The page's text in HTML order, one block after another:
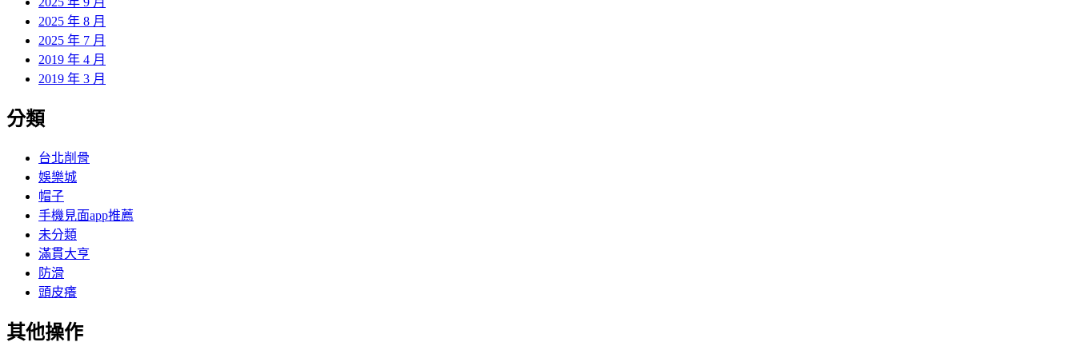
2025 年 8 月
2025 年 7 月
2019 年 4 月
2019 年 3 月
分類
台北削骨
娛樂城
帽子
手機見面app推薦
未分類
滿貫大亨
防滑
頭皮癢
其他操作